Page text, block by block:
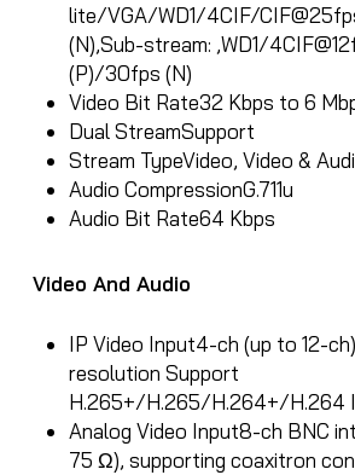
lite/VGA/WD1/4CIF/
(N),Sub-stream: ,WD1/
(P)/30fps (N)
Video Bit Rate32 Kbps to 6
Dual StreamSupport
Stream TypeVideo, Video &
Audio CompressionG.711u
Audio Bit Rate64 Kbps
Video And Audio
IP Video Input4-ch (up to 12-
resolution Support
H.265+/H.265/H.264+/H.264
Analog Video Input8-ch BNC
75 Ω), supporting coaxitron